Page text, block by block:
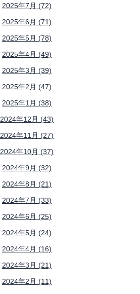
2025年7月 (72)
2025年6月 (71)
2025年5月 (78)
2025年4月 (49)
2025年3月 (39)
2025年2月 (47)
2025年1月 (38)
2024年12月 (43)
2024年11月 (27)
2024年10月 (37)
2024年9月 (32)
2024年8月 (21)
2024年7月 (33)
2024年6月 (25)
2024年5月 (24)
2024年4月 (16)
2024年3月 (21)
2024年2月 (11)